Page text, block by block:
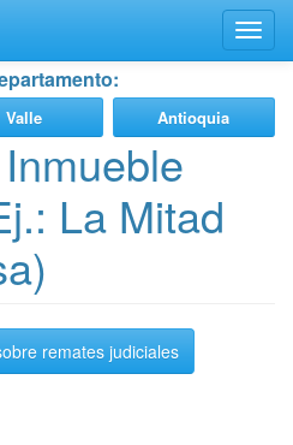
Valle Antioquia
La Mitad
remates judiciales